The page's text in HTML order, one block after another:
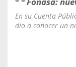
En su Cuenta
dio a conocer un